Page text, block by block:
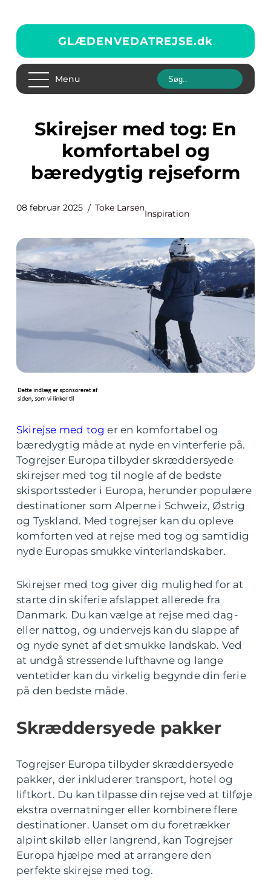
GLÆDENVEDATREJSE.dk
Menu
Skirejser med tog: En
komfortabel og
bæredygtig rejseform
08 februar 2025 Toke Larsen
Inspiration
Skirejse med tog er en komfortabel og
bæredygtig måde at nyde en vinterferie på.
Togrejser Europa tilbyder skræddersyede
skirejser med tog til nogle af de bedste
skisportssteder i Europa, herunder populære
destinationer som Alperne i Schweiz, Østrig
og Tyskland. Med togrejser kan du opleve
komforten ved at rejse med tog og samtidig
nyde Europas smukke vinterlandskaber.
Skirejser med tog giver dig mulighed for at
starte din skiferie afslappet allerede fra
Danmark. Du kan vælge at rejse med dag-
eller nattog, og undervejs kan du slappe af
og nyde synet af det smukke landskab. Ved
at undgå stressende lufthavne og lange
ventetider kan du virkelig begynde din ferie
på den bedste måde.
Skræddersyede pakker
Togrejser Europa tilbyder skræddersyede
pakker, der inkluderer transport, hotel og
liftkort. Du kan tilpasse din rejse ved at tilføje
ekstra overnatninger eller kombinere flere
destinationer. Uanset om du foretrækker
alpint skiløb eller langrend, kan Togrejser
Europa hjælpe med at arrangere den
perfekte skirejse med tog.